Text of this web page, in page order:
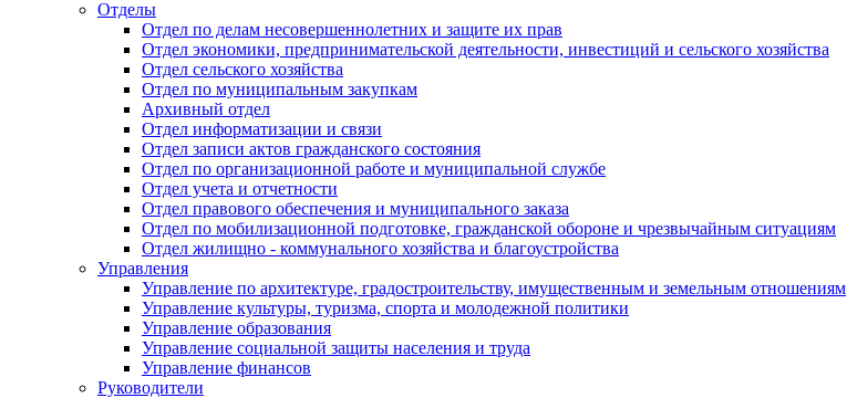
Отделы
Отдел по делам несовершеннолетних и защите их прав
Отдел экономики, предпринимательской деятельности, инвестиций и сельского хозяйства
Отдел сельского хозяйства
Отдел по муниципальным закупкам
Архивный отдел
Отдел информатизации и связи
Отдел записи актов гражданского состояния
Отдел по организационной работе и муниципальной службе
Отдел учета и отчетности
Отдел правового обеспечения и муниципального заказа
Отдел по мобилизационной подготовке, гражданской обороне и чрезвычайным ситуациям
Отдел жилищно - коммунального хозяйства и благоустройства
Управления
Управление по архитектуре, градостроительству, имущественным и земельным отношениям
Управление культуры, туризма, спорта и молодежной политики
Управление образования
Управление социальной защиты населения и труда
Управление финансов
Руководители